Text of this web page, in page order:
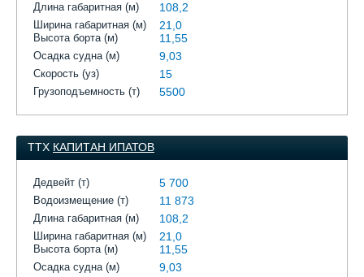
Длина габаритная (м) 108,2
Ширина габаритная (м) 21,0
Высота борта (м) 11,55
Осадка судна (м) 9,03
Скорость (уз) 15
Грузоподъемность (т) 5500
ТТХ КАПИТАН ИПАТОВ
Дедвейт (т) 5 700
Водоизмещение (т) 11 873
Длина габаритная (м) 108,2
Ширина габаритная (м) 21,0
Высота борта (м) 11,55
Осадка судна (м) 9,03